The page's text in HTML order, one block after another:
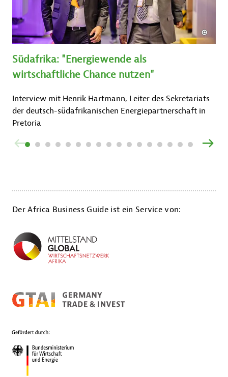
Südafrika: "Energiewende als
wirtschaftliche Chance nutzen"
Interview mit Henrik Hartmann, Leiter des Sekretariats
der deutsch-südafrikanischen Energiepartnerschaft in
Pretoria
VOR
Der Africa Business Guide ist ein Service von: